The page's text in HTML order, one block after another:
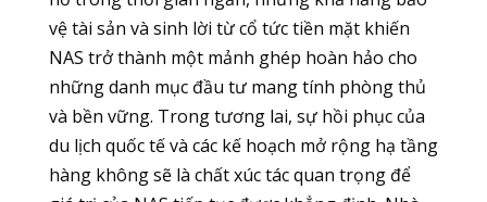
vệ tài sản và sinh lời từ cổ tức tiền mặt khiến
NAS trở thành một mảnh ghép hoàn hảo cho
những danh mục đầu tư mang tính phòng thủ
và bền vững. Trong tương lai, sự hồi phục của
du lịch quốc tế và các kế hoạch mở rộng hạ tầng
hàng không sẽ là chất xúc tác quan trọng để